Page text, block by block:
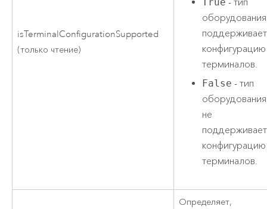
isTerminalConfigurationSupported
(только чтение)
оборудования
поддерживает
конфигурацию
терминалов.
False - тип
оборудования
не
поддерживает
конфигурацию
терминалов.
Определяет,